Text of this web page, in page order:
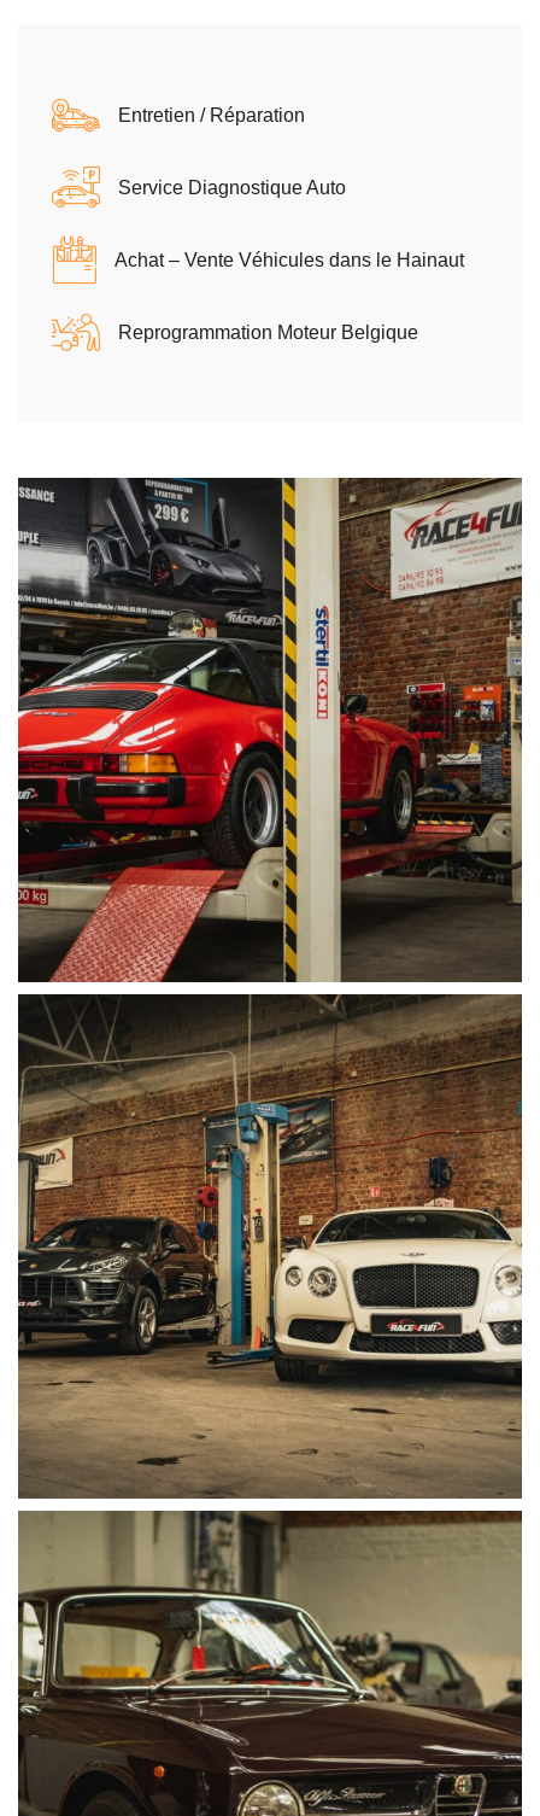
Entretien / Réparation
Service Diagnostique Auto
Achat – Vente Véhicules dans le Hainaut
Reprogrammation Moteur Belgique